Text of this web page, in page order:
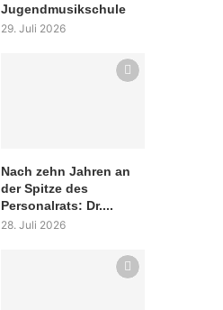
Jugendmusikschule
29. Juli 2026
Nach zehn Jahren an
der Spitze des
Personalrats: Dr....
28. Juli 2026